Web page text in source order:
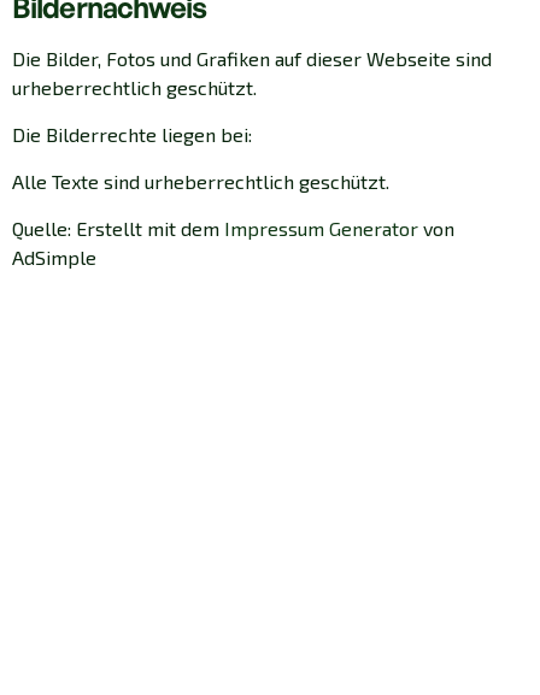
Die Bilder, Fotos und Grafiken auf dieser Webseite sind
urheberrechtlich geschützt.
Die Bilderrechte liegen bei:
Alle Texte sind urheberrechtlich geschützt.
Quelle: Erstellt mit dem Impressum Generator von
AdSimple